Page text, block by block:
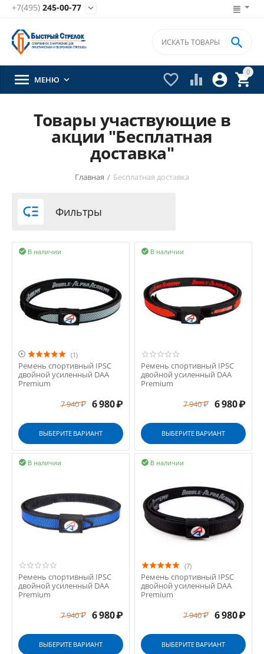
+7(495) 245-00-77 
0


 

 МЕНЮ 
Товары участвующие в
акции "Бесплатная
доставка"
Главная / Бесплатная доставка
 Фильтры
В наличии

 (1)
Ремень спортивный IPSC
двойной усиленный DAA
Premium
7 940₽ 6 980₽
ВЫБЕРИТЕ ВАРИАНТ
В наличии

Ремень спортивный IPSC
двойной усиленный DAA
Premium
7 940₽ 6 980₽
ВЫБЕРИТЕ ВАРИАНТ
В наличии

Ремень спортивный IPSC
двойной усиленный DAA
Premium
7 940₽ 6 980₽
ВЫБЕРИТЕ ВАРИАНТ
В наличии

(7)
Ремень спортивный IPSC
двойной усиленный DAA
Premium
7 940₽ 6 980₽
ВЫБЕРИТЕ ВАРИАНТ